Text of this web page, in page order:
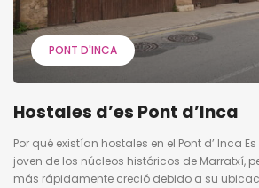
PONT D'INCA
Hostales d’es Pont d’Inca
Por qué existían hostales en el Pont d’ Inca
joven de los núcleos históricos de Marratxí,
más rápidamente creció debido a su